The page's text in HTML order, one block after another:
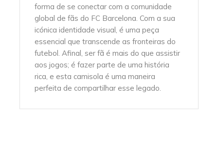
forma de se conectar com a comunidade
global de fãs do FC Barcelona. Com a sua
icónica identidade visual, é uma peça
essencial que transcende as fronteiras do
futebol. Afinal, ser fã é mais do que assistir
aos jogos; é fazer parte de uma história
rica, e esta camisola é uma maneira
perfeita de compartilhar esse legado.